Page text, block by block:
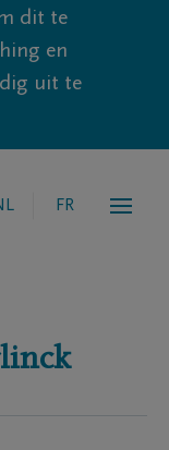
dit te
en
uit te
FR